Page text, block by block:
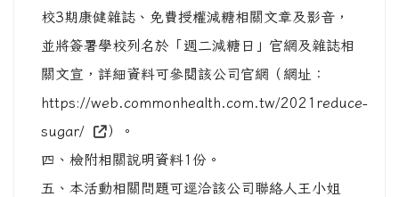
校3期康健雜誌、免費授權減糖相關文章及影音，
並將簽署學校列名於「週二減糖日」官網及雜誌相
關文宣，詳細資料可參閱該公司官網（網址：
https://web.commonhealth.com.tw/2021reduce-
sugar/
）。
四、檢附相關說明資料1份。
五、本活動相關問題可逕洽該公司聯絡人王小姐